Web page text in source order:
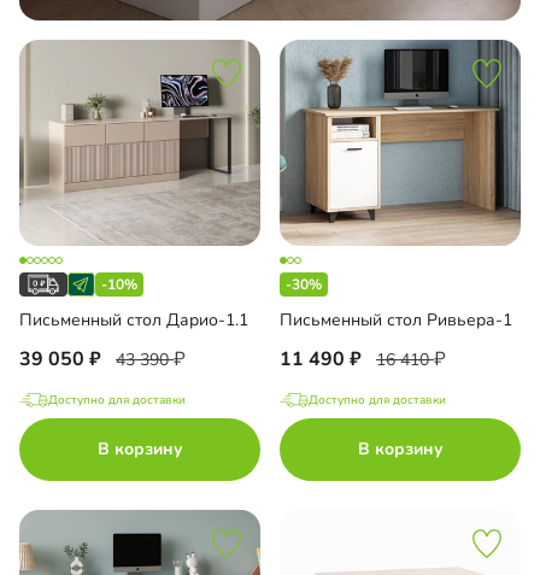
-10%
Письменный стол Дарио-1.1
39 050 43 390
Доступно для доставки
В корзину
-30%
Письменный стол Ривьера-1
11 490 16 410
Доступно для доставки
В корзину